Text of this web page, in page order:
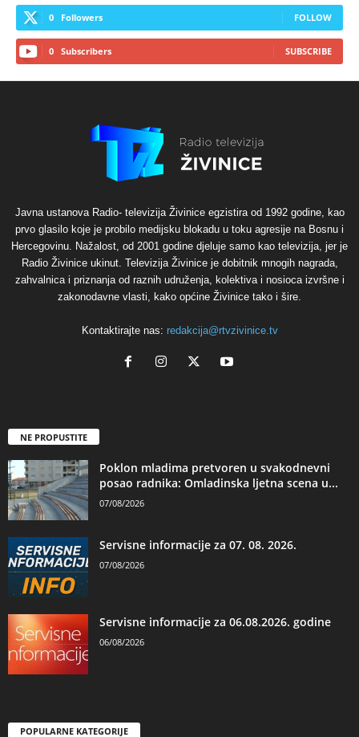
0 Followers FOLLOW
0 Subscribers SUBSCRIBE
Javna ustanova Radio- televizija Živinice egzistira od 1992 godine, kao
prvo glasilo koje je probilo medijsku blokadu u toku agresije na Bosnu i
Hercegovinu. Nažalost, od 2001 godine djeluje samo kao televizija, jer je
Radio Živinice ukinut. Televizija Živinice je dobitnik mnogih nagrada,
zahvalnica i priznanja od raznih udruženja, kolektiva i nosioca izvršne i
zakonodavne vlasti, kako općine Živinice tako i šire.
Kontaktirajte nas: redakcija@rtvzivinice.tv
NE PROPUSTITE
Poklon mladima pretvoren u svakodnevni
posao radnika: Omladinska ljetna scena u...
07/08/2026
Servisne informacije za 07. 08. 2026.
07/08/2026
Servisne informacije za 06.08.2026. godine
06/08/2026
POPULARNE KATEGORIJE